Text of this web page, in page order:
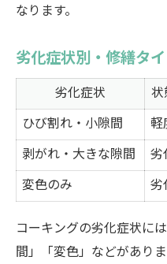
なります。
劣化症状別・修繕タ
劣化症状
ひび割れ・小隙間
剥がれ・大きな隙間
劣
変色のみ
劣
コーキングの劣化症状に
間」「変色」などがあり